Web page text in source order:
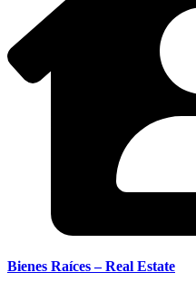
Bienes Raíces – Real Estate